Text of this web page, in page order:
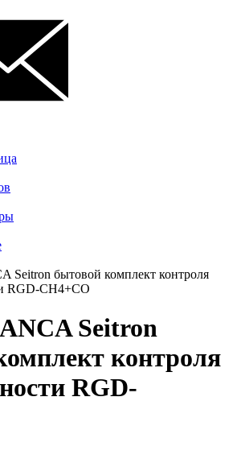
Seitron бытовой комплект контроля
RGD-CH4+CO
Seitron
контроля
RGD-